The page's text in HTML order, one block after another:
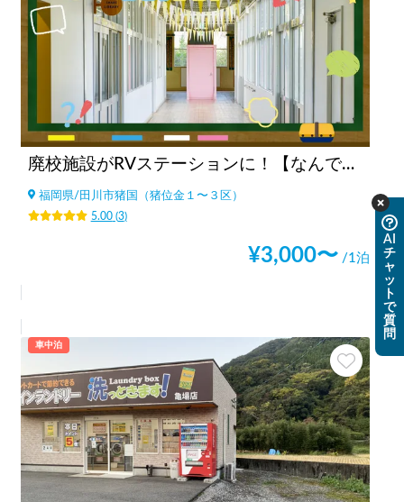
廃校施設がRVステーションに！【なんでもできる場所 いいかねPalette】
福岡県/ 田川市猪国（猪位金１〜３区）
5.00(3)
¥3,000〜 /1泊
車中泊
AI
チ
ャ
ッ
ト
で
質
問